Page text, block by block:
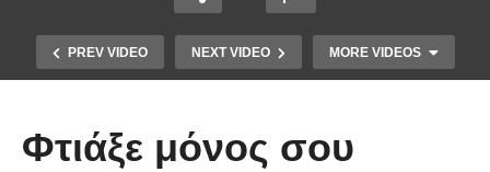
PREV VIDEO NEXT VIDEO MORE VIDEOS
Φτιάξε μόνος σου